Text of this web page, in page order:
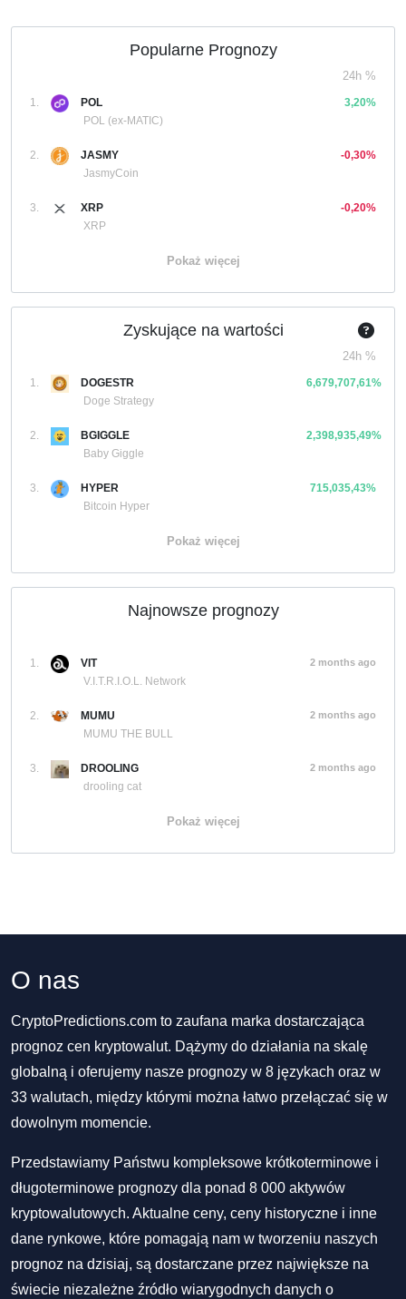
Popularne Prognozy
24h %
1.
POL
POL (ex-MATIC)
3,20%
2.
JASMY
JasmyCoin
-0,30%
3.
XRP
XRP
-0,20%
Pokaż więcej
Zyskujące na wartości
24h %
1.
DOGESTR
Doge Strategy
6,679,707,61%
2.
BGIGGLE
Baby Giggle
2,398,935,49%
3.
HYPER
Bitcoin Hyper
715,035,43%
Pokaż więcej
Najnowsze prognozy
1.
VIT
V.I.T.R.I.O.L. Network
2 months ago
2.
MUMU
MUMU THE BULL
2 months ago
3.
DROOLING
drooling cat
2 months ago
Pokaż więcej
O nas
CryptoPredictions.com to zaufana marka dostarczająca
prognoz cen kryptowalut. Dążymy do działania na skalę
globalną i oferujemy nasze prognozy w 8 językach oraz w
33 walutach, między którymi można łatwo przełączać się w
dowolnym momencie.
Przedstawiamy Państwu kompleksowe krótkoterminowe i
długoterminowe prognozy dla ponad 8 000 aktywów
kryptowalutowych. Aktualne ceny, ceny historyczne i inne
dane rynkowe, które pomagają nam w tworzeniu naszych
prognoz na dzisiaj, są dostarczane przez największe na
świecie niezależne źródło wiarygodnych danych o